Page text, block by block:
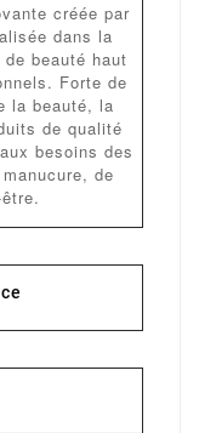
créée par
dans la
beauté haut
Forte de
la beauté, la
de qualité
besoins des
de